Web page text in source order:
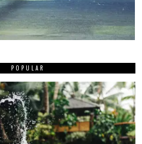
POPULAR